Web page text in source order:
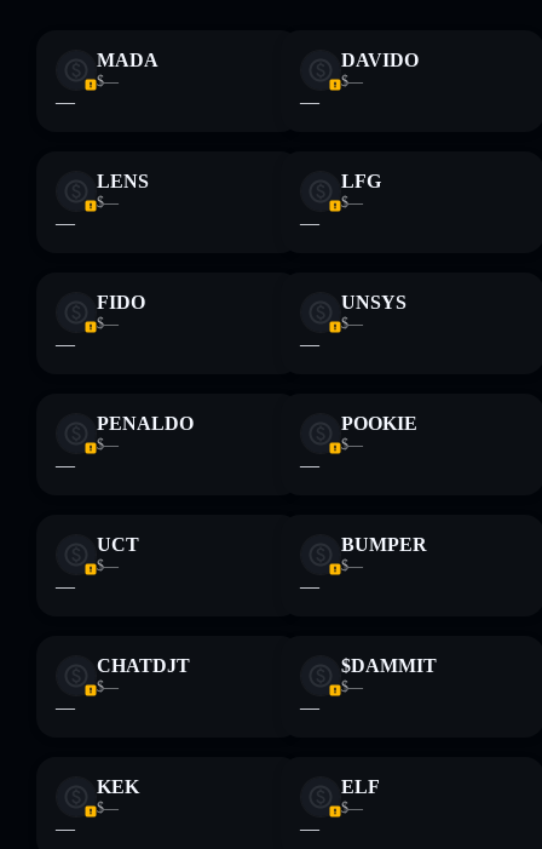
únicamente fines educativos y no constituye asesoramiento
financiero. Investiga siempre por tu cuenta. Datos
proporcionados por rugcheck.xyz.
MADA
$—
—
DAVIDO
$—
—
LENS
$—
—
LFG
$—
—
FIDO
$—
—
UNSYS
$—
—
PENALDO
$—
—
POOKIE
$—
—
UCT
$—
—
BUMPER
$—
—
CHATDJT
$—
—
$DAMMIT
$—
—
KEK
$—
—
ELF
$—
—